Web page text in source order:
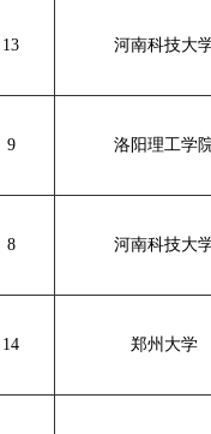
13 河南科技大
9 洛阳理工学
8 河南科技大
14 郑州大学